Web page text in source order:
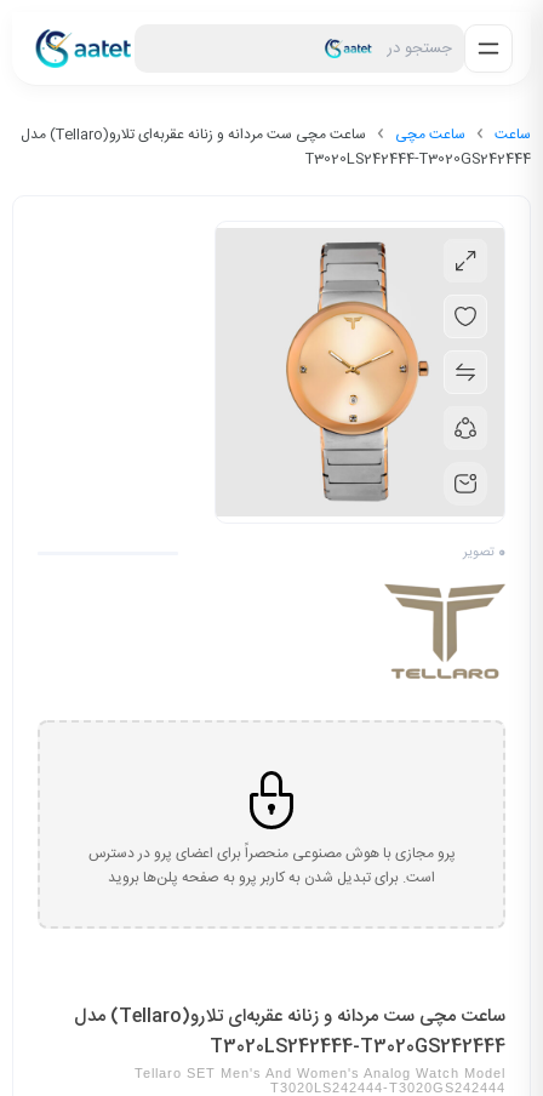
جستجو در
ساعت ساعت مچی
ساعت مچی ست مردانه و زنانه عقربه‌ای تلارو(Tellaro) مدل
T3020LS242444-T3020GS242444
0 تصویر
پرو مجازی با هوش مصنوعی منحصراً برای اعضای پرو در دسترس
است. برای تبدیل شدن به کاربر پرو به صفحه پلن‌ها بروید
ساعت مچی ست مردانه و زنانه عقربه‌ای تلارو(Tellaro) مدل
T3020LS242444-T3020GS242444
Tellaro SET Men's And Women's Analog Watch Model
T3020LS242444-T3020GS242444